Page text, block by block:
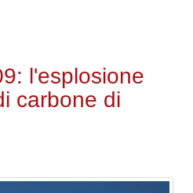
l'esplosione
carbone di